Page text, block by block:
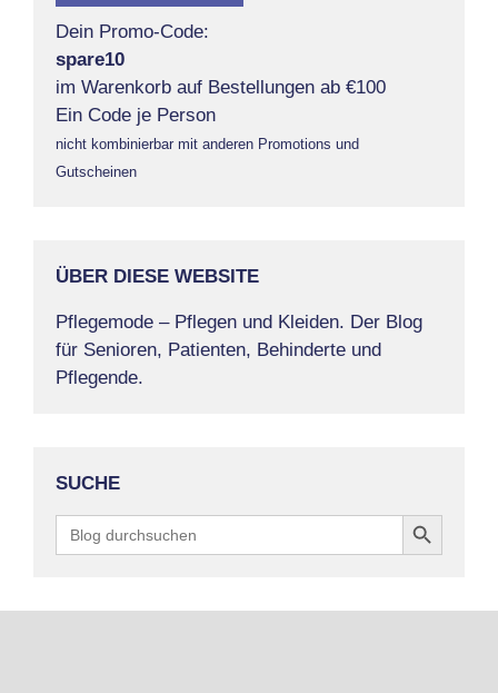
Dein Promo-Code:
spare10
im Warenkorb auf Bestellungen ab €100
Ein Code je Person
nicht kombinierbar mit anderen Promotions und
Gutscheinen
ÜBER DIESE WEBSITE
Pflegemode – Pflegen und Kleiden. Der Blog
für Senioren, Patienten, Behinderte und
Pflegende.
SUCHE
Search
for:
Search Button